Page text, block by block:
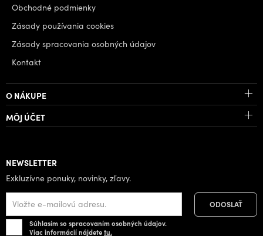
Obchodné podmienky
Zásady používania cookies
Zásady spracovania osobných údajov
Kontakt
O NÁKUPE
MÔJ ÚČET
NEWSLETTER
Exkluzívne ponuky, novinky, zľavy.
Súhlasím so spracovaním osobných údajov.
Viac informácií nájdetetu.